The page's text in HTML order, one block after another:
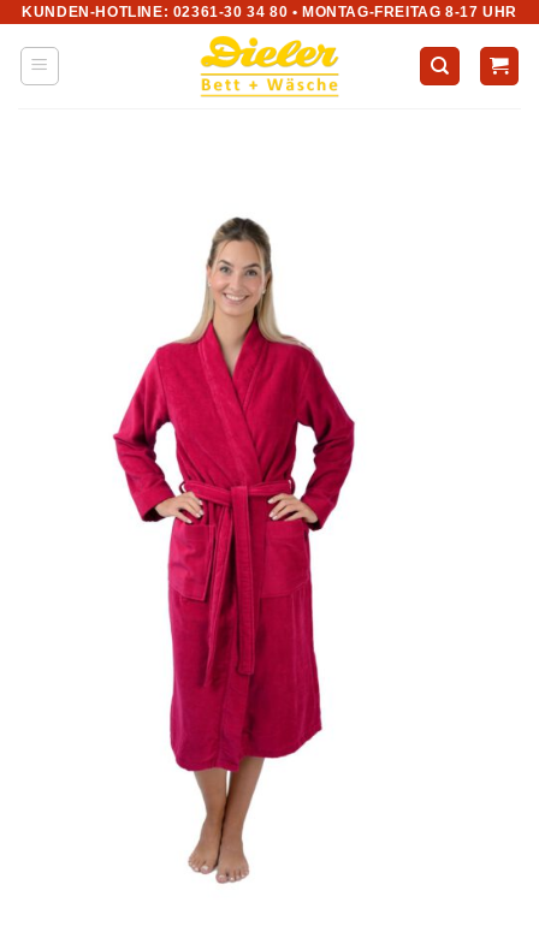
Zum
Inhalt
springen
KUNDEN-HOTLINE: 02361-30 34 80 • MONTAG-FREITAG 8-17 UHR